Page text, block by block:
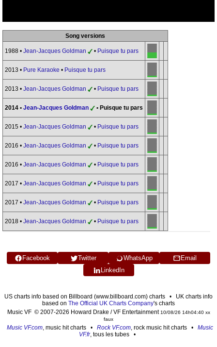
Song versions
1988 • Jean-Jacques Goldman • Puisque tu pars
2013 • Pure Karaoke • Puisque tu pars
2013 • Jean-Jacques Goldman • Puisque tu pars
2014 • Jean-Jacques Goldman • Puisque tu pars
2015 • Jean-Jacques Goldman • Puisque tu pars
2016 • Jean-Jacques Goldman • Puisque tu pars
2016 • Jean-Jacques Goldman • Puisque tu pars
2017 • Jean-Jacques Goldman • Puisque tu pars
2017 • Jean-Jacques Goldman • Puisque tu pars
2018 • Jean-Jacques Goldman • Puisque tu pars
Facebook Twitter WhatsApp
Email
LinkedIn
US charts info based on Billboard (www.billboard.com) charts • UK charts info
based on The Official UK Charts Company's charts
Music VF © 2007-2026 Howard Drake / VF Entertainment 10/08/26 14h04:40 xx
faux
Music VF.com, music hit charts • Rock VF.com, rock music hit charts • Music
VF.fr, tous les tubes •